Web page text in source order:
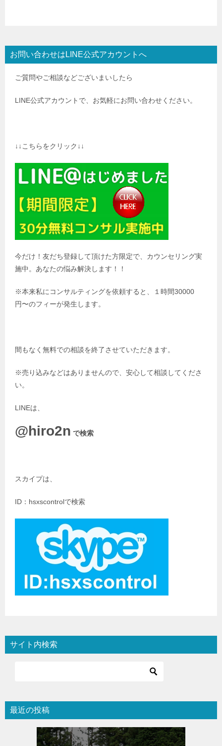
お問い合わせはLINE公式アカウントへ
ご質問やご相談などございまいしたら
LINE公式アカウントで、お気軽にお問い合わせください。
↓↓こちらをクリック↓↓
今だけ！友だち登録して頂けた方限定で、カウンセリング実
施中。あなたの悩み解決します！！
※本来私にコンサルティングを依頼すると、１時間30000
円〜のフィーが発生します。
間もなく無料での相談を終了させていただきます。
※売り込みなどはありませんので、安心して相談してくださ
い。
LINEは、
@hiro2n で検索
スカイプは、
ID：hsxscontrolで検索
サイト内検索
最近の投稿